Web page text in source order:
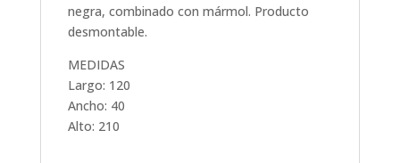
negra, combinado con mármol. Producto
desmontable.
MEDIDAS
Largo: 120
Ancho: 40
Alto: 210